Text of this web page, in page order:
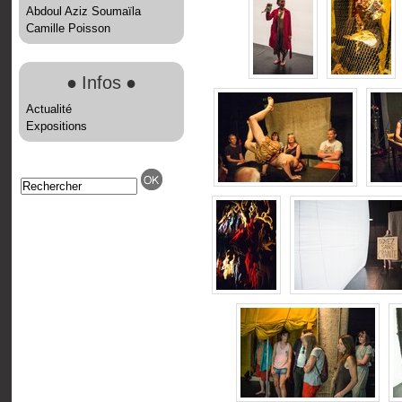
Abdoul Aziz Soumaïla
Camille Poisson
● Infos ●
Actualité
Expositions